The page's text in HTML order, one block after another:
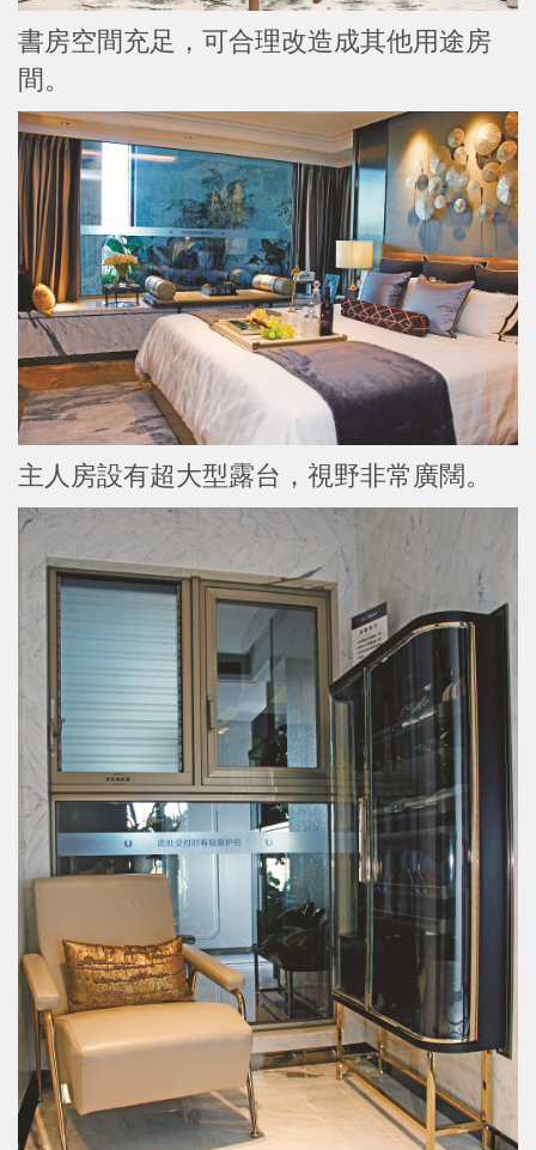
書房空間充足，可合理改造成其他用途房
間。
主人房設有超大型露台，視野非常廣闊。